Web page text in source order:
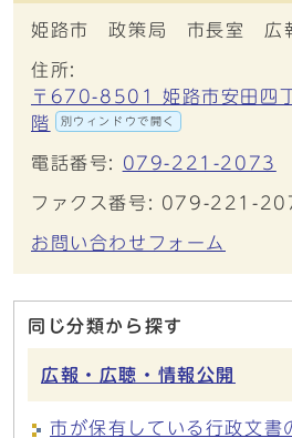
姫路市 政策局 市長室 広
住所:
〒670-8501 姫路市安田四
階
別ウィンドウで開く
電話番号: 079-221-2073
ファクス番号: 079-221-
お問い合わせフォーム
同じ分類から探す
広報・広聴・情報公開
市が保有している行政文書